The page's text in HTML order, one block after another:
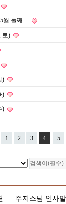
월 둘째…
토)
)
)
)
1 2 3 4 5
주지스님 인사말